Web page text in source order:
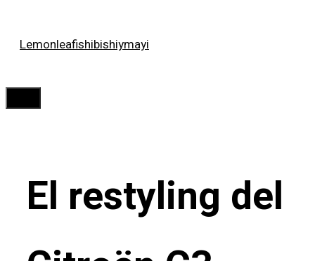
Lemonleafishibishiymayi
El restyling del